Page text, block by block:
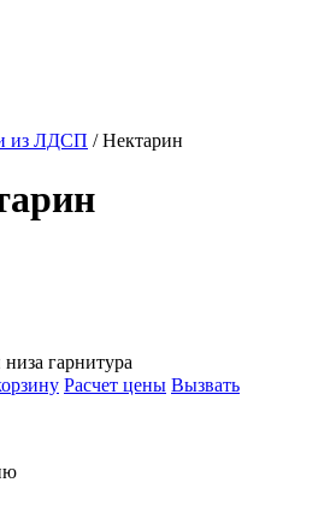
из ЛДСП / Нектарин
гарнитура
Расчет цены Вызвать